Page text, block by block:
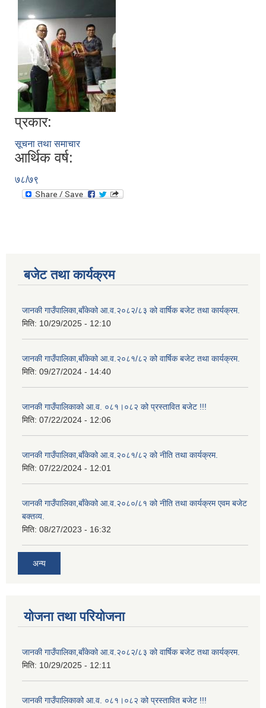
प्रकार:
सूचना तथा समाचार
आर्थिक वर्ष:
७८/७९
बजेट तथा कार्यक्रम
जानकी गाउँपालिका,बाँकेको आ.व.२०८२/८३ को वार्षिक बजेट तथा कार्यक्रम.
मिति: 10/29/2025 - 12:10
जानकी गाउँपालिका,बाँकेको आ.व.२०८१/८२ को वार्षिक बजेट तथा कार्यक्रम.
मिति: 09/27/2024 - 14:40
जानकी गाउँपालिकाको आ.व. ०८१।०८२ को प्रस्तावित बजेट !!!
मिति: 07/22/2024 - 12:06
जानकी गाउँपालिका,बाँकेको आ.व.२०८१/८२ को नीति तथा कार्यक्रम.
मिति: 07/22/2024 - 12:01
जानकी गाउँपालिका,बाँकेको आ.व.२०८०/८१ को नीति तथा कार्यक्रम एवम बजेट
बक्तव्य.
मिति: 08/27/2023 - 16:32
अन्य
योजना तथा परियोजना
जानकी गाउँपालिका,बाँकेको आ.व.२०८२/८३ को वार्षिक बजेट तथा कार्यक्रम.
मिति: 10/29/2025 - 12:11
जानकी गाउँपालिकाको आ.व. ०८१।०८२ को प्रस्तावित बजेट !!!